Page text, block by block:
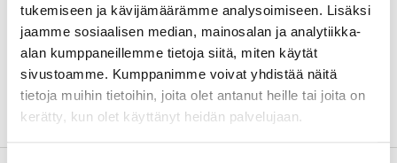
tukemiseen ja kävijämäärämme analysoimiseen. Lisäksi
jaamme sosiaalisen median, mainosalan ja analytiikka-
alan kumppaneillemme tietoja siitä, miten käytät
sivustoamme. Kumppanimme voivat yhdistää näitä
tietoja muihin tietoihin, joita olet antanut heille tai joita on
kerätty, kun olet käyttänyt heidän palvelujaan.
37 mm
Innerdiameter
42 mm
Ytterdiameter
75 mm